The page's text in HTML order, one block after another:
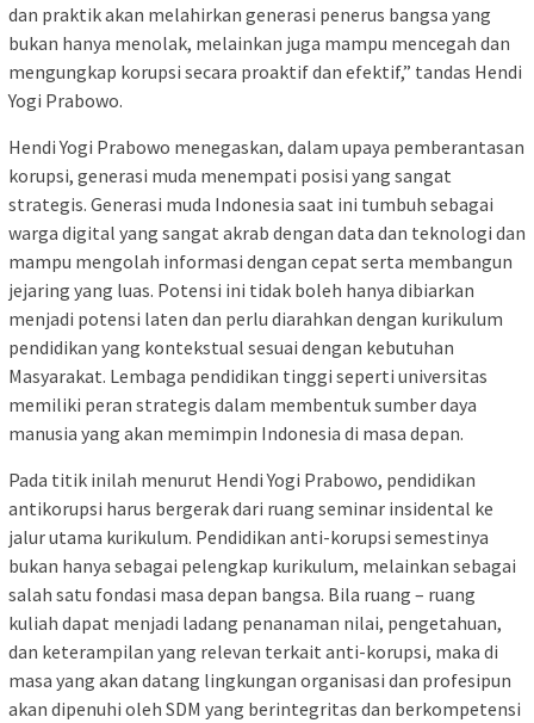
dan praktik akan melahirkan generasi penerus bangsa yang
bukan hanya menolak, melainkan juga mampu mencegah dan
mengungkap korupsi secara proaktif dan efektif,” tandas Hendi
Yogi Prabowo.
Hendi Yogi Prabowo menegaskan, dalam upaya pemberantasan
korupsi, generasi muda menempati posisi yang sangat
strategis. Generasi muda Indonesia saat ini tumbuh sebagai
warga digital yang sangat akrab dengan data dan teknologi dan
mampu mengolah informasi dengan cepat serta membangun
jejaring yang luas. Potensi ini tidak boleh hanya dibiarkan
menjadi potensi laten dan perlu diarahkan dengan kurikulum
pendidikan yang kontekstual sesuai dengan kebutuhan
Masyarakat. Lembaga pendidikan tinggi seperti universitas
memiliki peran strategis dalam membentuk sumber daya
manusia yang akan memimpin Indonesia di masa depan.
Pada titik inilah menurut Hendi Yogi Prabowo, pendidikan
antikorupsi harus bergerak dari ruang seminar insidental ke
jalur utama kurikulum. Pendidikan anti-korupsi semestinya
bukan hanya sebagai pelengkap kurikulum, melainkan sebagai
salah satu fondasi masa depan bangsa. Bila ruang – ruang
kuliah dapat menjadi ladang penanaman nilai, pengetahuan,
dan keterampilan yang relevan terkait anti-korupsi, maka di
masa yang akan datang lingkungan organisasi dan profesipun
akan dipenuhi oleh SDM yang berintegritas dan berkompetensi